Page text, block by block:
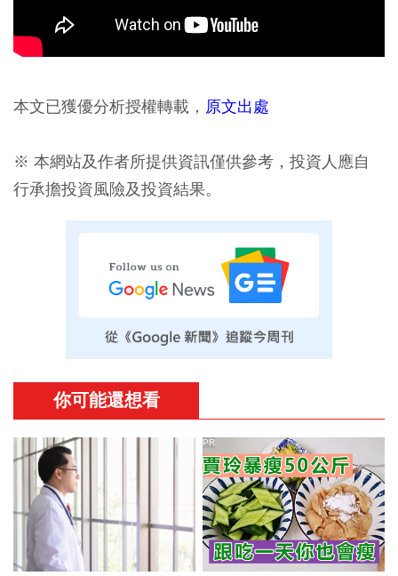
本文已獲優分析授權轉載， 原文出處
※ 本網站及作者所提供資訊僅供參考，投資人應自
行承擔投資風險及投資結果。